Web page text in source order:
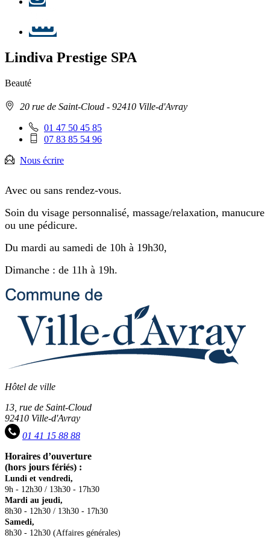
Lindiva Prestige SPA
Beauté
Adresse20 rue de Saint-Cloud - 92410 Ville-d'Avray
Téléphone
fixe
01 47 50 45 85
Téléphone
:
07 83 85 54 96
Nous écrire
Avec ou sans rendez-vous.
Soin du visage personnalisé, massage/relaxation, manucure
ou une pédicure.
Du mardi au samedi de 10h à 19h30,
Dimanche : de 11h à 19h.
Hôtel de ville
13, rue de Saint-Cloud
92410 Ville-d'Avray
01 41 15 88 88
Horaires d’ouverture
(hors jours fériés) :
Lundi et vendredi,
9h - 12h30 / 13h30 - 17h30
Mardi au jeudi,
8h30 - 12h30 / 13h30 - 17h30
Samedi,
8h30 - 12h30 (Affaires générales)